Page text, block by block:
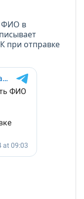
ФИО в
при отправке